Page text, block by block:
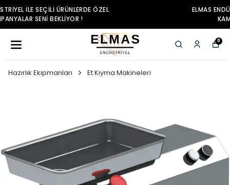
ELMAS ENDÜSTRIYEL ILE SEÇILI ÜRÜNLERDE ÖZEL
KAMPANYALAR SENI BEKLIYOR !
0
Hazırlık Ekipmanları Et Kıyma Makineleri